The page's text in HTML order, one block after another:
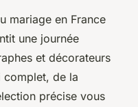
mariage en France
une journée
et décorateurs
complet, de la
précise vous